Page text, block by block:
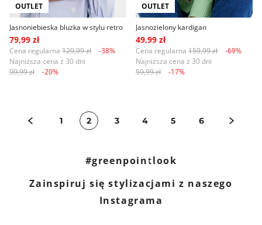
OUTLET
Jasnoniebieska bluzka w stylu retro
79,99 zł
Cena regularna 129,99 zł
-38%
Najniższa cena z 30 dni
99,99 zł
-20%
OUTLET
Jasnozielony kardigan
49,99 zł
Cena regularna 159,99 zł
-69%
Najniższa cena z 30 dni
59,99 zł
-17%
1 2 3 4 5 6
#greenpointlook
Zainspiruj się stylizacjami z naszego
Instagrama